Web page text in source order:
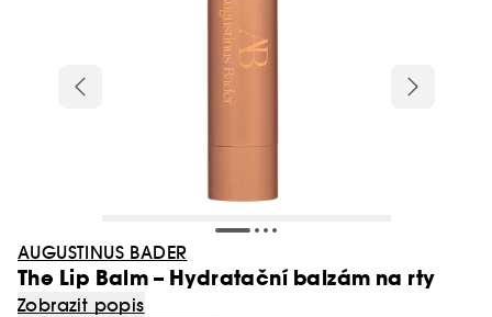
AUGUSTINUS BADER
The Lip Balm – Hydratační balzám na rty
Zobrazit popis